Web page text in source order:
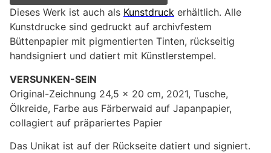
Dieses Werk ist auch als Kunstdruck erhältlich. Alle
Kunstdrucke sind gedruckt auf archivfestem
Büttenpapier mit pigmentierten Tinten, rückseitig
handsigniert und datiert mit Künstlerstempel.
VERSUNKEN-SEIN
Original-Zeichnung 24,5 x 20 cm, 2021, Tusche,
Ölkreide, Farbe aus Färberwaid auf Japanpapier,
collagiert auf präpariertes Papier
Das Unikat ist auf der Rückseite datiert und signiert.